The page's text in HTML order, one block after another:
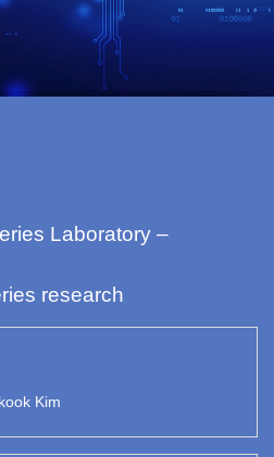
Laboratory –
research
Kim